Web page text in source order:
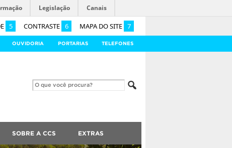
5 CONTRASTE 6 MAPA DO SITE 7
Legislação Canais
OUVIDORIA PORTARIAS TELEFONES
SOBRE A CCS EXTRAS